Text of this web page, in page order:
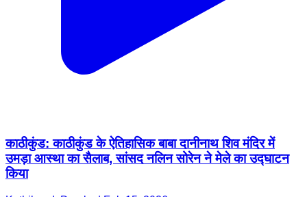
काठीकुंड: काठीकुंड के ऐतिहासिक बाबा दानीनाथ शिव मंदिर में
उमड़ा आस्था का सैलाब, सांसद नलिन सोरेन ने मेले का उद्घाटन
किया